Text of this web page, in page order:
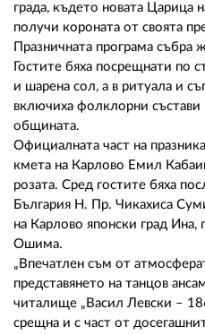
града, където новата Царица
получи короната от своята
Празничната програма събра
Гостите бяха посрещнати по
и шарена сол, а в ритуала и
включиха фолклорни състави
общината.
Официалната част на
кмета на Карлово Емил
розата. Сред гостите бяха
България Н. Пр. Чикахиса
на Карлово японски град
Ошима.
„Впечатлен съм от
представянето на танцов
читалище „Васил Левски –
срещна и с част от